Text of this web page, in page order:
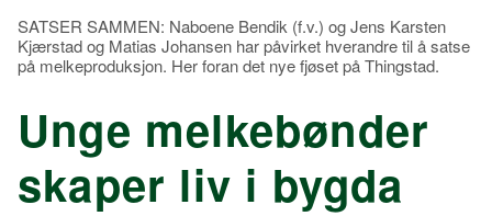
SATSER SAMMEN: Naboene Bendik (f.v.) og Jens Karsten
Kjærstad og Matias Johansen har påvirket hverandre til å satse
på melkeproduksjon. Her foran det nye fjøset på Thingstad.
Unge melkebønder
skaper liv i bygda